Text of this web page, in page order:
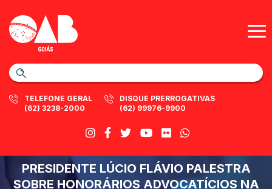
TELEFONE GERAL
(62) 3238-2000
DISQUE PRERROGATIVAS
(62) 99976-9900
PRESIDENTE LÚCIO FLÁVIO PALESTRA
SOBRE HONORÁRIOS ADVOCATÍCIOS NA